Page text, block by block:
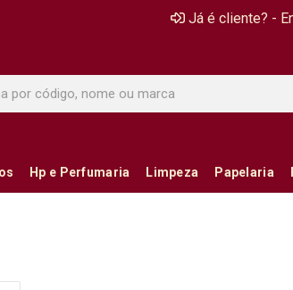
Já é cliente? -
Hp e Perfumaria Limpeza Papelaria